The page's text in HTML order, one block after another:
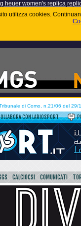
heuer women's replica
utilizza cookies.
di Como, n.21/06 del 29/
CON LARIOSPORT
CALCIOCSI COMUNICATI